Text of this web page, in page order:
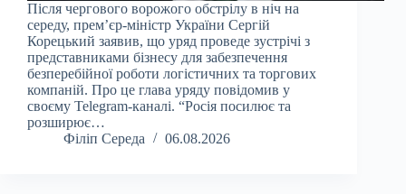
Після чергового ворожого обстрілу в ніч на
середу, прем’єр-міністр України Сергій
Корецький заявив, що уряд проведе зустрічі з
представниками бізнесу для забезпечення
безперебійної роботи логістичних та торгових
компаній. Про це глава уряду повідомив у
своєму Telegram-каналі. “Росія посилює та
розширює…
Філіп Середа
06.08.2026